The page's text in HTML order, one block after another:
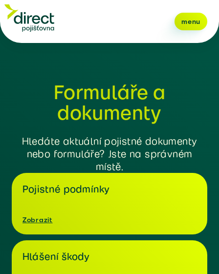
menu
Formuláře a
dokumenty
Hledáte aktuální pojistné dokumenty
nebo formuláře? Jste na správném
místě.
Pojistné podmínky
Zobrazit
Hlášení škody